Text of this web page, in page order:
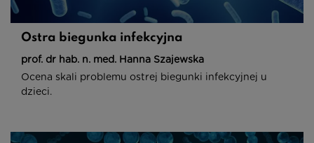
Ostra biegunka infekcyjna
prof. dr hab. n. med. Hanna Szajewska
Ocena skali problemu ostrej biegunki infekcyjnej u
dzieci.